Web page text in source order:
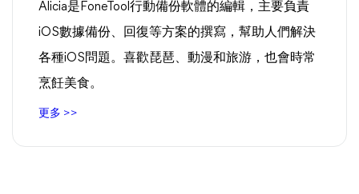
Alicia是FoneTool行動備份軟體的編輯，主要負責
iOS數據備份、回復等方案的撰寫，幫助人們解決
各種iOS問題。喜歡琵琶、動漫和旅游，也會時常
烹飪美食。
更多 >>